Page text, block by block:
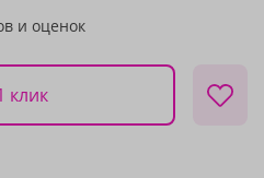
и оценок
клик